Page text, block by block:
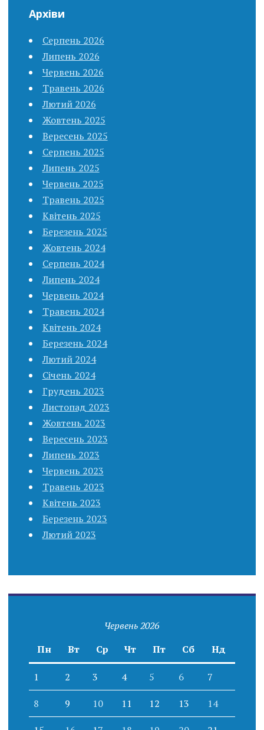
Архіви
Серпень 2026
Липень 2026
Червень 2026
Травень 2026
Лютий 2026
Жовтень 2025
Вересень 2025
Серпень 2025
Липень 2025
Червень 2025
Травень 2025
Квітень 2025
Березень 2025
Жовтень 2024
Серпень 2024
Липень 2024
Червень 2024
Травень 2024
Квітень 2024
Березень 2024
Лютий 2024
Січень 2024
Грудень 2023
Листопад 2023
Жовтень 2023
Вересень 2023
Липень 2023
Червень 2023
Травень 2023
Квітень 2023
Березень 2023
Лютий 2023
Червень 2026
Пн
Вт Ср Чт Пт Сб Нд
1 2 3 4 5 6 7
8 9 10 11 12 13 14